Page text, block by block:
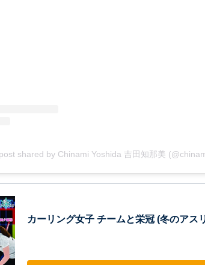
shared by Chinami Yoshida 吉田知那美
カーリング女子 チームと栄冠 (冬のアス